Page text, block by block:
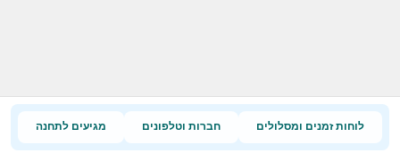
לוחות זמנים ומסלולים חברות וטלפונים מגיעים לתחנה